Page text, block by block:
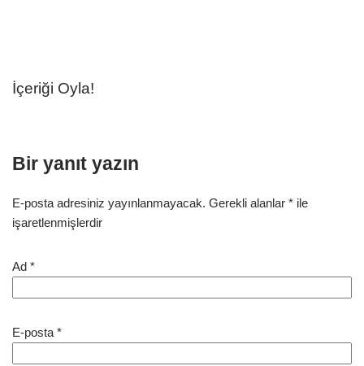
İçeriği Oyla!
Bir yanıt yazın
E-posta adresiniz yayınlanmayacak. Gerekli alanlar * ile
işaretlenmişlerdir
Ad *
E-posta *